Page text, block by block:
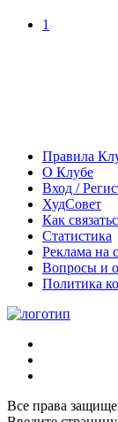
1
Правила
О Клубе
Вход /
ХудСовет
Как
Статистика
Реклама на
Вопросы и
Политика
Все права